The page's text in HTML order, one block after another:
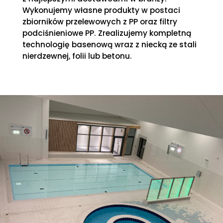
Wykonujemy własne produkty w postaci
zbiorników przelewowych z PP oraz filtry
podciśnieniowe PP. Zrealizujemy kompletną
technologię basenową wraz z niecką ze stali
nierdzewnej, folii lub betonu.